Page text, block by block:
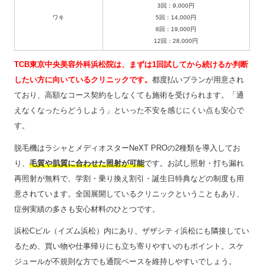
ワキ
3回：9,000円
5回：14,000円
8回：19,000円
12回：28,000円
TCB東京中央美容外科浜松院は、まずは1回試してから続けるか判断
したい方に向いているクリニックです。 都度払いプランが用意され
ており、高額なコース契約をしなくても施術を受けられます。「通
えなくなったらどうしよう」といった不安を感じにくい点も安心で
す。
脱毛機はラシャとメディオスターNeXT PROの2種類を導入してお
り、 毛質や肌質に合わせた照射が可能です。お試し照射・打ち漏れ
再照射が無料で、学割・乗り換え割引・誕生日特典などの制度も用
意されています。全国展開しているクリニックということもあり、
症例実績の多さも安心材料のひとつです。
浜松Cビル（イズム浜松）内にあり、ザザシティ浜松にも隣接してい
るため、買い物や仕事帰りにも立ち寄りやすいのもポイント。スケ
ジュールが不規則な方でも通院ペースを維持しやすいでしょう。